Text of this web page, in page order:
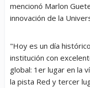
mencionó Marlon
innovación de la
"Hoy es un día
institución con
global: 1er lugar en la
la pista Red y tercer